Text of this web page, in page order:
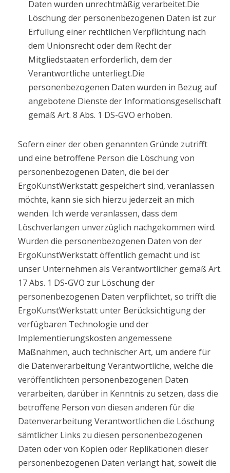
Daten wurden unrechtmäßig verarbeitet.Die
Löschung der personenbezogenen Daten ist zur
Erfüllung einer rechtlichen Verpflichtung nach
dem Unionsrecht oder dem Recht der
Mitgliedstaaten erforderlich, dem der
Verantwortliche unterliegt.Die
personenbezogenen Daten wurden in Bezug auf
angebotene Dienste der Informationsgesellschaft
gemäß Art. 8 Abs. 1 DS-GVO erhoben.
Sofern einer der oben genannten Gründe zutrifft
und eine betroffene Person die Löschung von
personenbezogenen Daten, die bei der
ErgoKunstWerkstatt gespeichert sind, veranlassen
möchte, kann sie sich hierzu jederzeit an mich
wenden. Ich werde veranlassen, dass dem
Löschverlangen unverzüglich nachgekommen wird.
Wurden die personenbezogenen Daten von der
ErgoKunstWerkstatt öffentlich gemacht und ist
unser Unternehmen als Verantwortlicher gemäß Art.
17 Abs. 1 DS-GVO zur Löschung der
personenbezogenen Daten verpflichtet, so trifft die
ErgoKunstWerkstatt unter Berücksichtigung der
verfügbaren Technologie und der
Implementierungskosten angemessene
Maßnahmen, auch technischer Art, um andere für
die Datenverarbeitung Verantwortliche, welche die
veröffentlichten personenbezogenen Daten
verarbeiten, darüber in Kenntnis zu setzen, dass die
betroffene Person von diesen anderen für die
Datenverarbeitung Verantwortlichen die Löschung
sämtlicher Links zu diesen personenbezogenen
Daten oder von Kopien oder Replikationen dieser
personenbezogenen Daten verlangt hat, soweit die